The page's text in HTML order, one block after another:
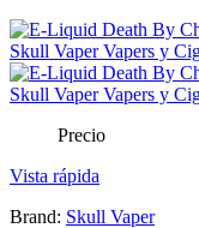
Precio
Vista rápida
Brand: Skull Vaper